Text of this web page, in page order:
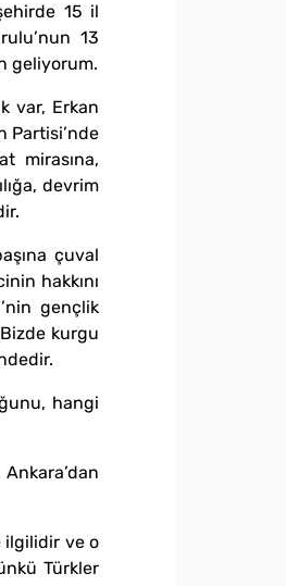
15 il
13
geliyorum.
var, Erkan
Partisi’nde
mirasına,
devrim
çuval
hakkını
gençlik
kurgu
hangi
ilgilidir ve o
Türkler